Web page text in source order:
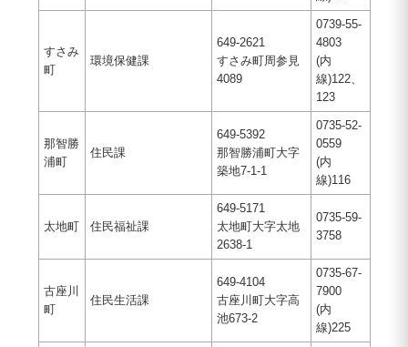
すさみ
町
環境保健課
649-2621
すさみ町周参見
4089
0739-55-
4803
(内
線)122、
123
那智勝
浦町
住民課
649-5392
那智勝浦町大字
築地7-1-1
0735-52-
0559
(内
線)116
太地町 住民福祉課
649-5171
太地町大字太地
2638-1
0735-59-
3758
古座川
町
住民生活課
649-4104
古座川町大字高
池673-2
0735-67-
7900
(内
線)225